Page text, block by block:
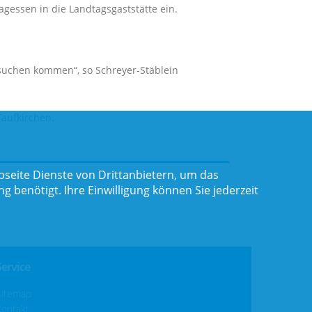
in die Landtagsgaststätte ein.
kommen“, so Schreyer-Stäblein
Dienste von Drittanbietern, um das
benötigt. Ihre Einwilligung können Sie jederzeit